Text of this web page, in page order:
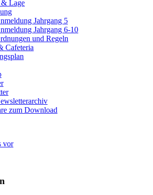
Lage
Jahrgang 5
Jahrgang 6-10
und Regeln
Cafeteria
zum Download
vor